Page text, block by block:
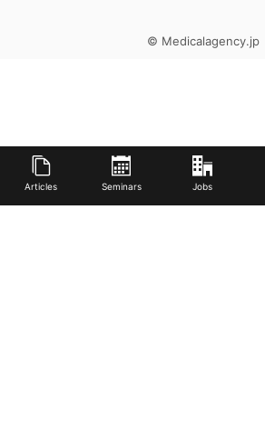
Articles Seminars Jobs
© Medicalagency.jp